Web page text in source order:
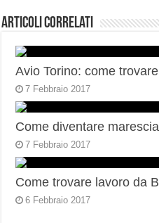
Articoli correlati
Avio Torino: come
7 Febbraio 2017
Come diventare
7 Febbraio 2017
Come trovare lavoro da
6 Febbraio 2017